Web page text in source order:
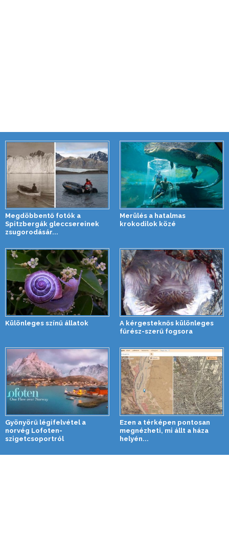
Megdöbbentő fotók a
Spitzbergák gleccsereinek
zsugorodásár...
Merülés a hatalmas
krokodilok közé
Különleges színű állatok
A kérgesteknős különleges
fűrész-szerű fogsora
Gyönyörű légifelvétel a
norvég Lofoten-
szigetcsoportról
Ezen a térképen pontosan
megnézheti, mi állt a háza
helyén...